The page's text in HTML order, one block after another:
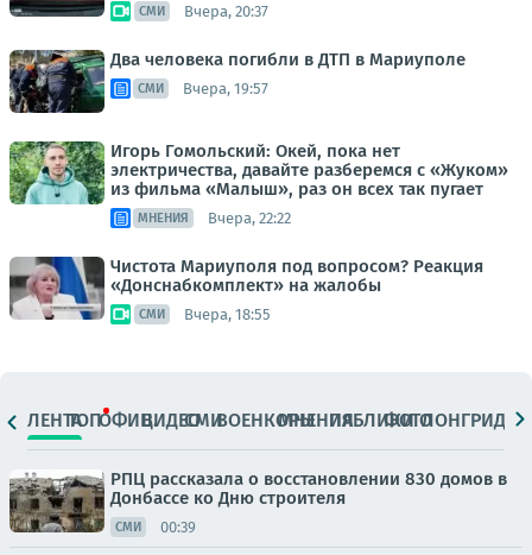
СМИ Вчера, 20:37
Два человека погибли в ДТП в Мариуполе
СМИ Вчера, 19:57
Игорь Гомольский: Окей, пока нет
электричества, давайте разберемся с «Жуком»
из фильма «Малыш», раз он всех так пугает
МНЕНИЯ Вчера, 22:22
Чистота Мариуполя под вопросом? Реакция
«Донснабкомплект» на жалобы
СМИ Вчера, 18:55
ЛЕНТАТОПОФИЦ.ВИДЕОСМИВОЕНКОРЫМНЕНИЯПАБЛИКИ
ФОТОЛОНГРИДЫ
РПЦ рассказала о восстановлении 830 домов в
Донбассе ко Дню строителя
СМИ 00:39